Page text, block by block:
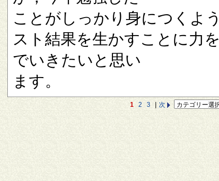
ことがしっかり身につくよ
スト結果を生かすことに力
でいきたいと思い
ます。
1 2 3 次